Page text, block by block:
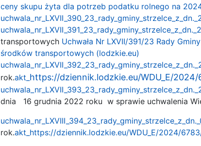
ceny skupu żyta dla potrzeb podatku rolnego na
transportowych Uchwała Nr LXVII/391/23 Rady
środków transportowych (lodzkie.eu)
rok.akt_ https://dziennik.lodzkie.eu/WDU_E/
dnia 16 grudnia 2022 roku w sprawie uchwalenia
rok.akt_ https://dziennik.lodzkie.eu/WDU_E/2024/